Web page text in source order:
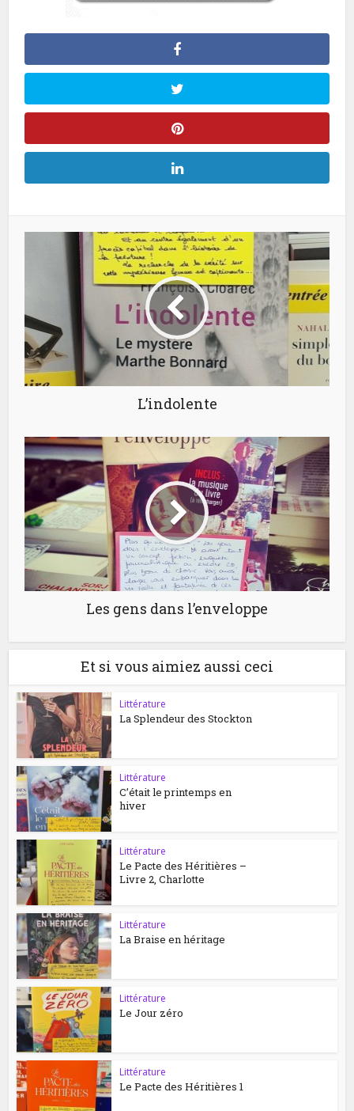
L’indolente
Les gens dans l’enveloppe
Et si vous aimiez aussi ceci
Littérature
La Splendeur des Stockton
Littérature
C’était le printemps en
hiver
Littérature
Le Pacte des Héritières –
Livre 2, Charlotte
Littérature
La Braise en héritage
Littérature
Le Jour zéro
Littérature
Le Pacte des Héritières 1